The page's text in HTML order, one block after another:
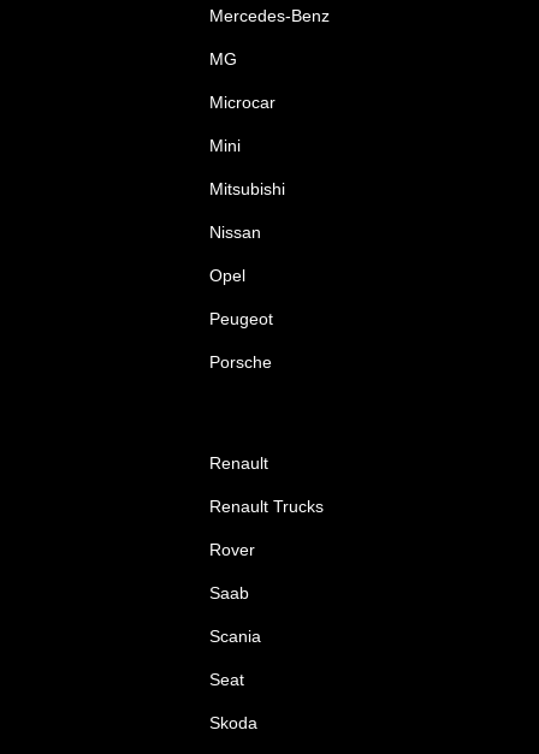
Mercedes-Benz
MG
Microcar
Mini
Mitsubishi
Nissan
Opel
Peugeot
Porsche
Renault
Renault Trucks
Rover
Saab
Scania
Seat
Skoda